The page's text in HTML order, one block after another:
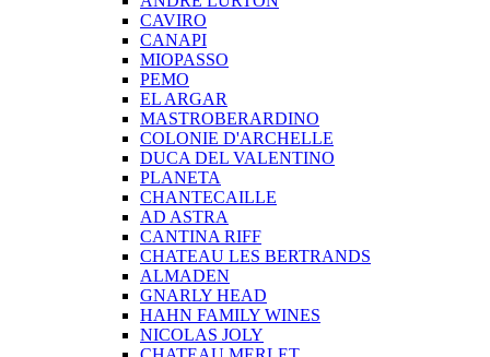
CAVIRO
CANAPI
MIOPASSO
PEMO
EL ARGAR
MASTROBERARDINO
COLONIE D'ARCHELLE
DUCA DEL VALENTINO
PLANETA
CHANTECAILLE
AD ASTRA
CANTINA RIFF
CHATEAU LES BERTRANDS
ALMADEN
GNARLY HEAD
HAHN FAMILY WINES
NICOLAS JOLY